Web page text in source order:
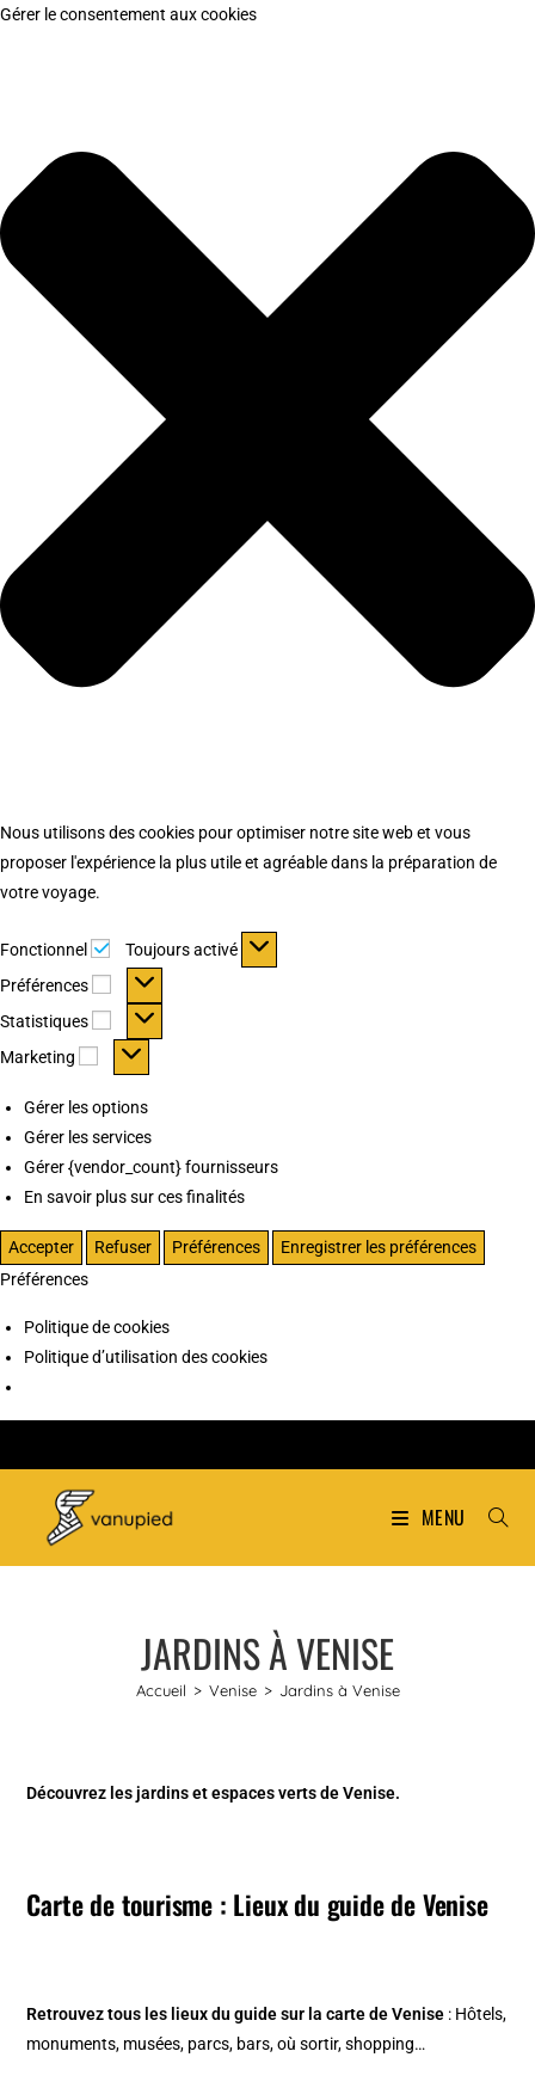
Gérer le consentement aux cookies
Nous utilisons des cookies pour optimiser notre site web et vous
proposer l'expérience la plus utile et agréable dans la préparation de
votre voyage.
Fonctionnel Fonctionnel
Toujours activé
Préférences
Préférences
Statistiques Statistiques
Marketing Marketing
Gérer les options
Gérer les services
Gérer {vendor_count} fournisseurs
En savoir plus sur ces finalités
Accepter Refuser Préférences
Enregistrer les préférences
Préférences
Politique de cookies
Politique d’utilisation des cookies
MENU
JARDINS À VENISE
Accueil > Venise > Jardins à Venise
Découvrez les jardins et espaces verts de Venise.
Carte de tourisme : Lieux du guide de Venise
Retrouvez tous les lieux du guide sur lacarte de Venise : Hôtels,
monuments, musées, parcs, bars, où sortir, shopping…